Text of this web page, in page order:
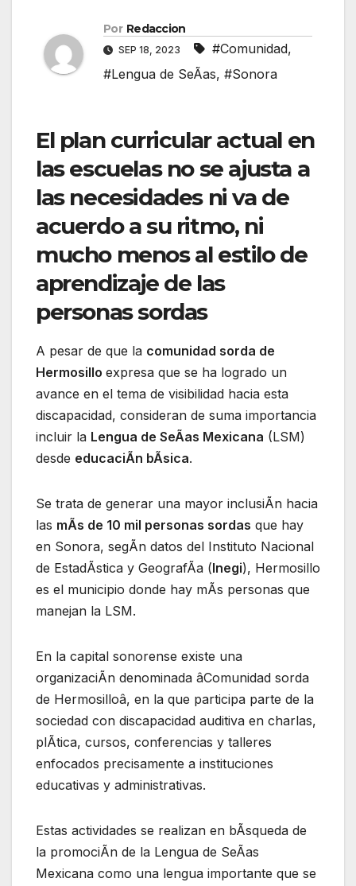
Por Redaccion
SEP 18, 2023 #Comunidad,
#Lengua de SeÃas, #Sonora
El plan curricular actual en
las escuelas no se ajusta a
las necesidades ni va de
acuerdo a su ritmo, ni
mucho menos al estilo de
aprendizaje de las
personas sordas
A pesar de que la comunidad sorda de
Hermosillo expresa que se ha logrado un
avance en el tema de visibilidad hacia esta
discapacidad, consideran de suma importancia
incluir la Lengua de SeÃas Mexicana (LSM)
desde educaciÃn bÃsica.
Se trata de generar una mayor inclusiÃn hacia
las mÃs de 10 mil personas sordas que hay
en Sonora, segÃn datos del Instituto Nacional
de EstadÃstica y GeografÃa (Inegi), Hermosillo
es el municipio donde hay mÃs personas que
manejan la LSM.
En la capital sonorense existe una
organizaciÃn denominada âComunidad sorda
de Hermosilloâ, en la que participa parte de la
sociedad con discapacidad auditiva en charlas,
plÃtica, cursos, conferencias y talleres
enfocados precisamente a instituciones
educativas y administrativas.
Estas actividades se realizan en bÃsqueda de
la promociÃn de la Lengua de SeÃas
Mexicana como una lengua importante que se